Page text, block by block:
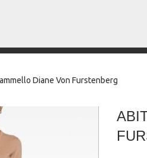
Diane Von Furstenberg